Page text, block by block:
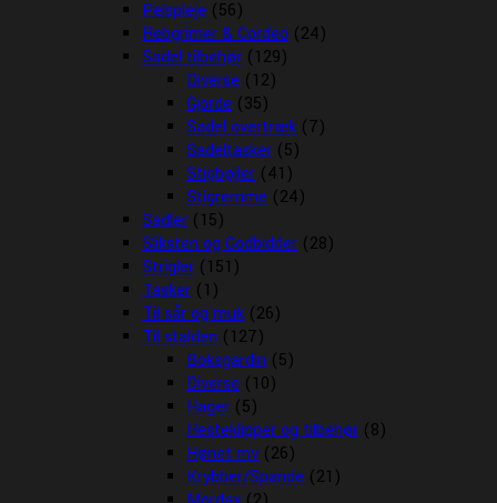
Pelspleje (56)
Rebgrimer & Cordeo (24)
Sadel tilbehør (129)
Diverse (12)
Gjorde (35)
Sadel overtræk (7)
Sadeltasker (5)
Stigbøjler (41)
Stigremme (24)
Sadler (15)
Sliksten og Godbidder (28)
Strigler (151)
Tasker (1)
Til sår og muk (26)
Til stalden (127)
Boksgardin (5)
Diverse (10)
Hager (5)
Hesteklipper og tilbehør (8)
Hønet mv (26)
Krybber/Spande (21)